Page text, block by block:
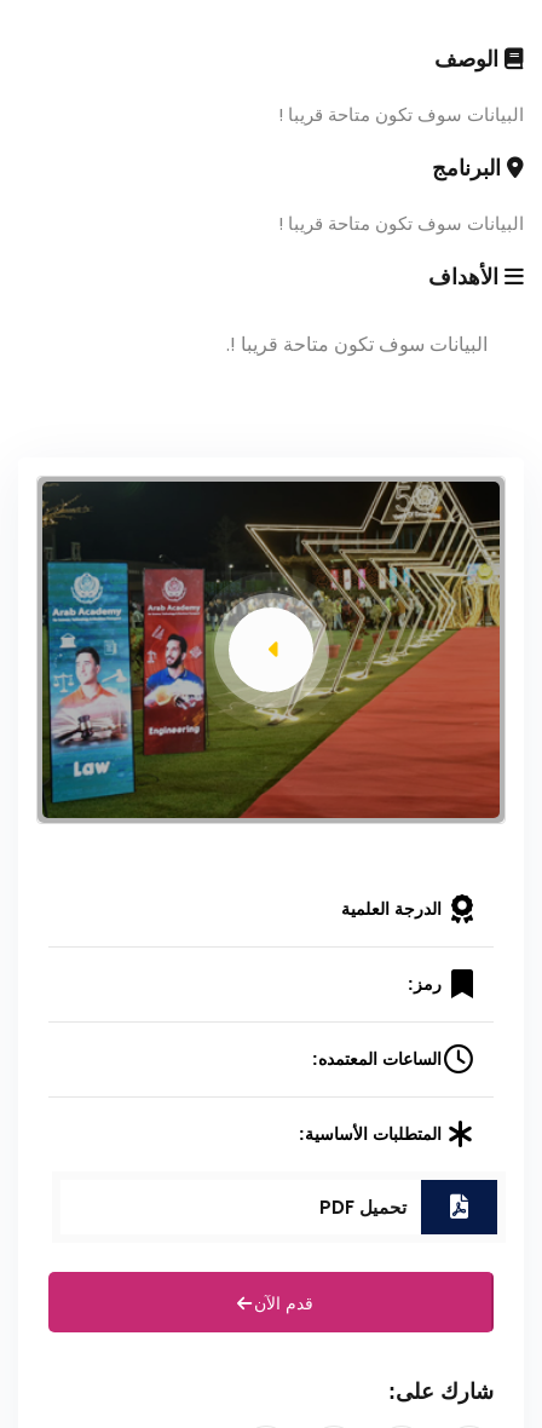
الوصف
البيانات سوف تكون متاحة قريبا !
البرنامج
البيانات سوف تكون متاحة قريبا !
الأهداف
البيانات سوف تكون متاحة قريبا !.
الدرجة العلمية
رمز:
الساعات المعتمده:
المتطلبات الأساسية:
تحميل PDF
قدم الآن
شارك على: